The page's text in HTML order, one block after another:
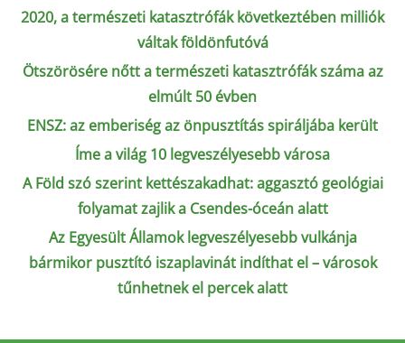
2020, a természeti katasztrófák következtében milliók
váltak földönfutóvá
Ötszörösére nőtt a természeti katasztrófák száma az
elmúlt 50 évben
ENSZ: az emberiség az önpusztítás spiráljába került
Íme a világ 10 legveszélyesebb városa
A Föld szó szerint kettészakadhat: aggasztó geológiai
folyamat zajlik a Csendes-óceán alatt
Az Egyesült Államok legveszélyesebb vulkánja
bármikor pusztító iszaplavinát indíthat el – városok
tűnhetnek el percek alatt